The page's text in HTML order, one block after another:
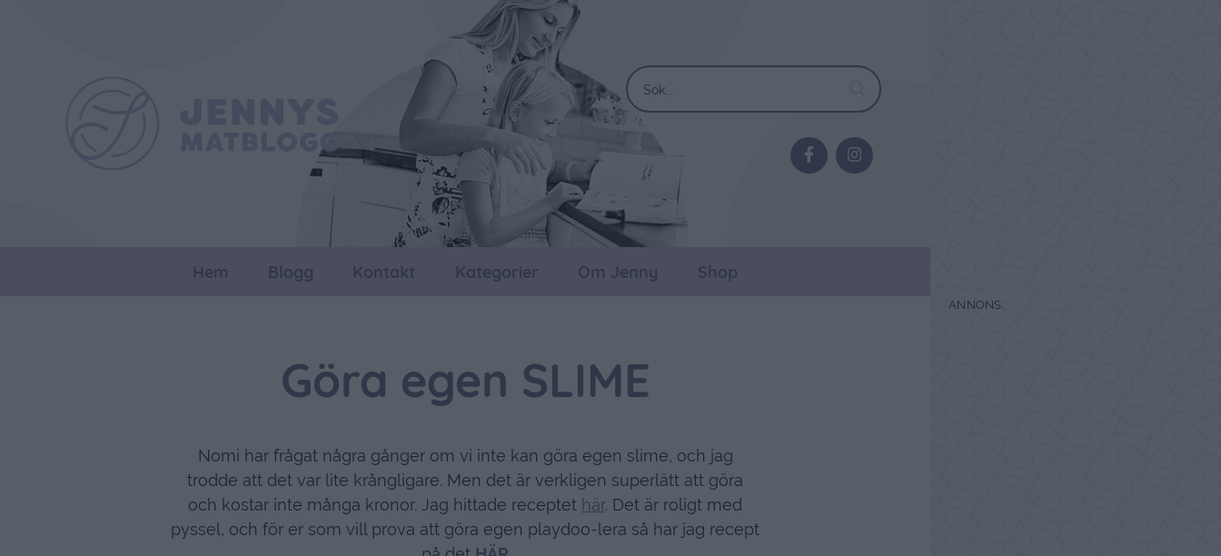
Hem Blogg Kontakt Kategorier Om Jenny Shop
Göra egen SLIME
Nomi har frågat några gånger om vi inte kan göra egen slime, och jag
trodde att det var lite krångligare. Men det är verkligen superlätt att göra
och kostar inte många kronor. Jag hittade receptet här. Det är roligt med
pyssel, och för er som vill prova att göra egen playdoo-lera så har jag recept